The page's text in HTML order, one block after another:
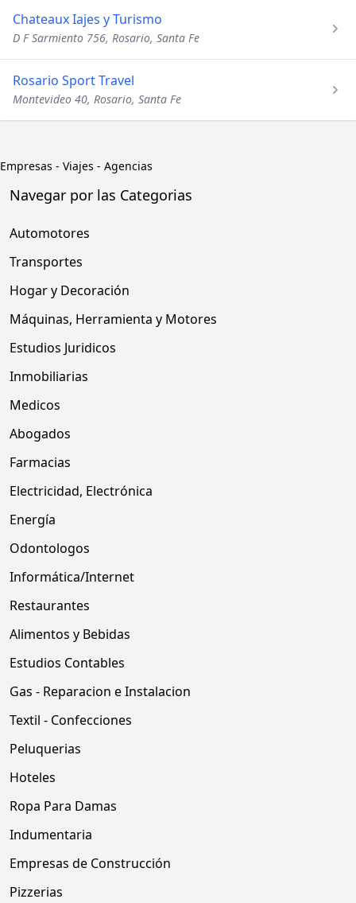
Chateaux Iajes y Turismo
D F Sarmiento 756, Rosario, Santa Fe
Rosario Sport Travel
Montevideo 40, Rosario, Santa Fe
Empresas - Viajes - Agencias
Navegar por las Categorias
Automotores
Transportes
Hogar y Decoración
Máquinas, Herramienta y Motores
Estudios Juridicos
Inmobiliarias
Medicos
Abogados
Farmacias
Electricidad, Electrónica
Energía
Odontologos
Informática/Internet
Restaurantes
Alimentos y Bebidas
Estudios Contables
Gas - Reparacion e Instalacion
Textil - Confecciones
Peluquerias
Hoteles
Ropa Para Damas
Indumentaria
Empresas de Construcción
Pizzerias